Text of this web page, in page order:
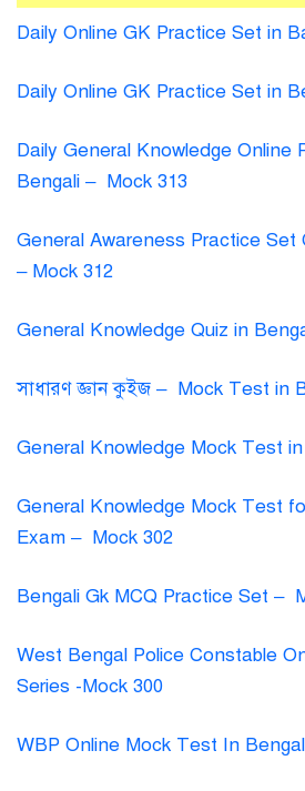
Daily Online GK Practice Set in
Daily Online GK Practice Set in
Daily General Knowledge Online
Bengali – Mock 313
General Awareness Practice Set
– Mock 312
General Knowledge Quiz in
সাধারণ জ্ঞান কুইজ – Mock Test in
General Knowledge Mock Test
General Knowledge Mock Test
Exam – Mock 302
Bengali Gk MCQ Practice Set –
West Bengal Police Constable
Series -Mock 300
WBP Online Mock Test In